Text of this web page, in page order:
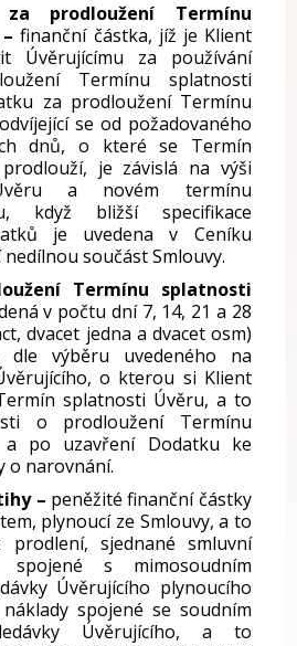
prodloužení Termínu
–finanční částka, jíž je Klient
Úvěrujícímu za používání
Termínu splatnosti
za prodloužení Termínu
se od požadovaného
dnů, o které se Termín
je závislá na výši
a novém termínu
když bližší specifikace
je uvedena v Ceníku
součást Smlouvy.
Termínu splatnosti
v počtu dní 7, 14, 21 a 28
dvacet jedna a dvacet osm)
dle výběru uvedeného na
o kterou si Klient
splatnosti Úvěru, a to
o prodloužení Termínu
po uzavření Dodatku ke
o narovnání.
– peněžité finanční částky
plynoucí ze Smlouvy, a to
sjednané smluvní
spojené s mimosoudním
Úvěrujícího plynoucího
spojené se soudním
Úvěrujícího, a to